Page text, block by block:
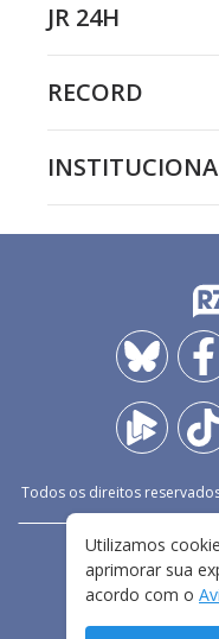
JR 24H
RECORD
Todos os direitos
Utilizamos
aprimorar sua
acordo com o